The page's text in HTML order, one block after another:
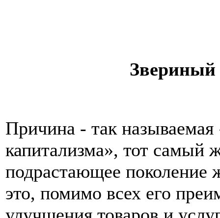
Звериный
Причина - так называемая
капитализма», тот самый
подрастающее
это, помимо всех его